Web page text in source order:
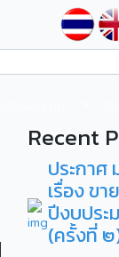
Recent
ประกา
เรื่อง ข
ปีงบปร
(ครั้งที่